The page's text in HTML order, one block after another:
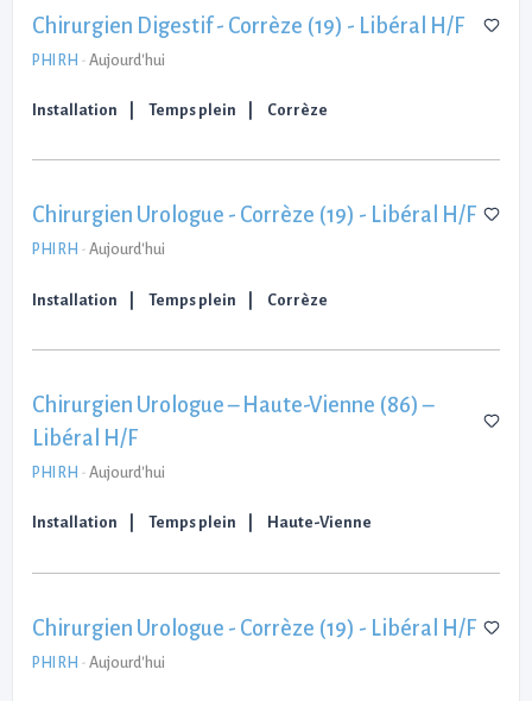
Chirurgien Digestif - Corrèze (19) - Libéral H/F
PHI RH - Aujourd'hui
Installation Temps plein Corrèze
Chirurgien Urologue - Corrèze (19) - Libéral H/F
PHI RH - Aujourd'hui
Installation Temps plein Corrèze
Chirurgien Urologue – Haute-Vienne (86) –
Libéral H/F
PHI RH - Aujourd'hui
Installation Temps plein Haute-Vienne
Chirurgien Urologue - Corrèze (19) - Libéral H/F
PHI RH - Aujourd'hui